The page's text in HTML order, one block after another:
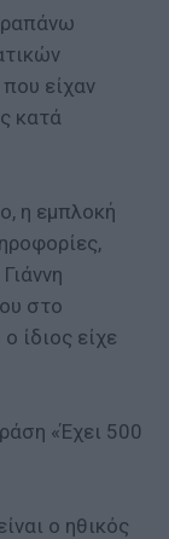
είχαν
κατά
η εμπλοκή
στο
ίδιος είχε
«Έχει 500
ο ηθικός